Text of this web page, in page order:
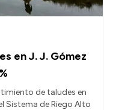
en J. J. Gómez
de taludes en
Sistema de Riego Alto